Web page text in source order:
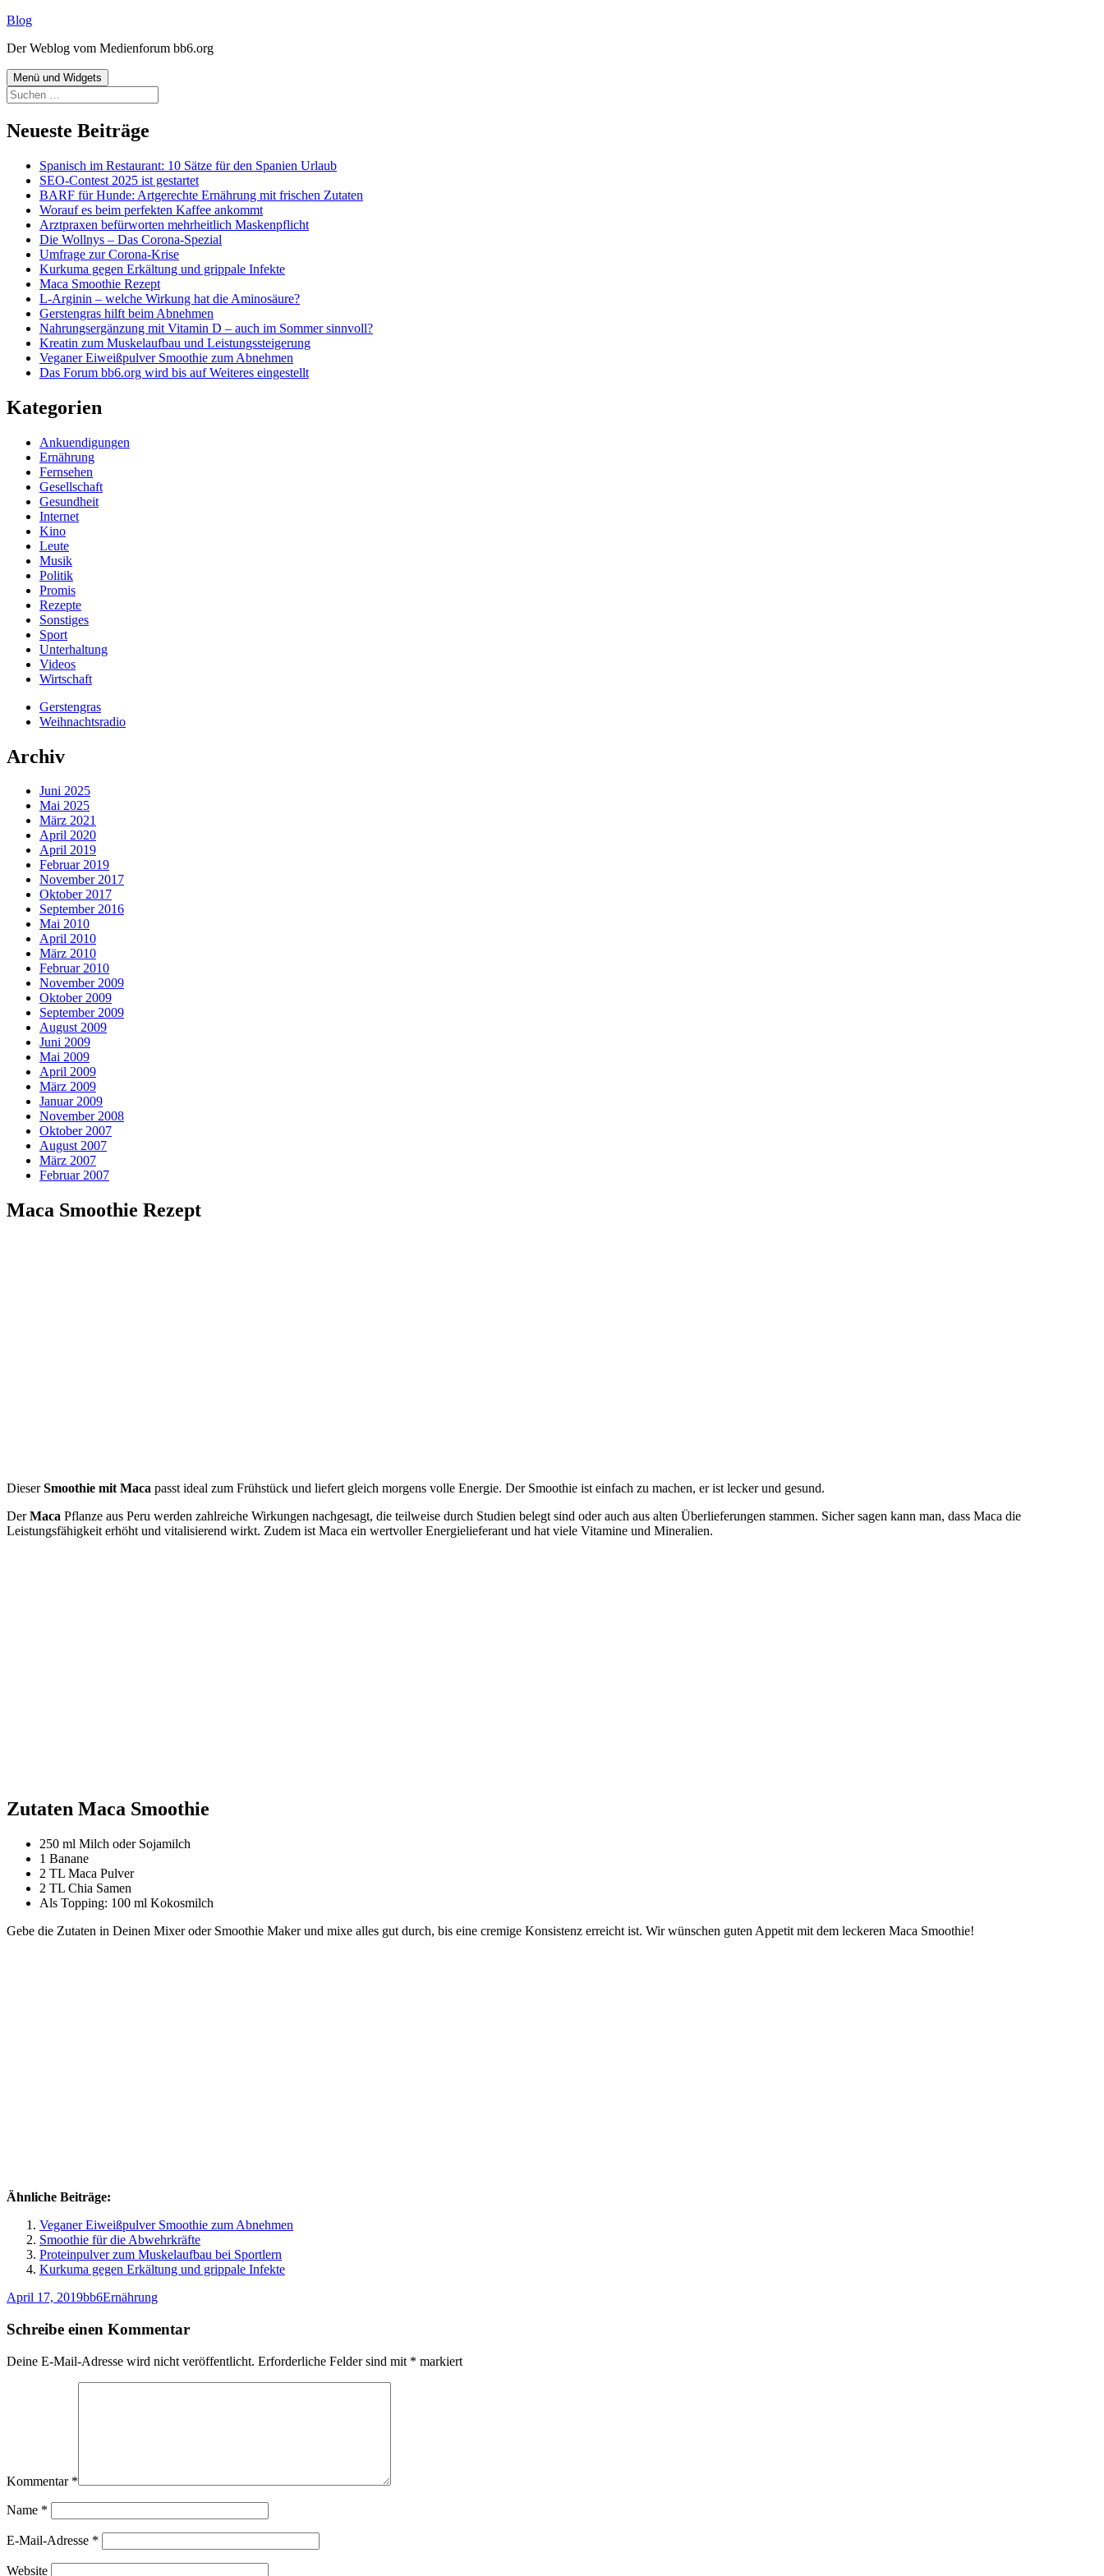
Zum
springen
Blog
Der Weblog vom Medienforum bb6.org
Menü und Widgets
Suchen
nach:
Neueste Beiträge
Spanisch im Restaurant: 10 Sätze für den Spanien Urlaub
SEO-Contest 2025 ist gestartet
BARF für Hunde: Artgerechte Ernährung mit frischen Zutaten
Worauf es beim perfekten Kaffee ankommt
Arztpraxen befürworten mehrheitlich Maskenpflicht
Die Wollnys – Das Corona-Spezial
Umfrage zur Corona-Krise
Kurkuma gegen Erkältung und grippale Infekte
Maca Smoothie Rezept
L-Arginin – welche Wirkung hat die Aminosäure?
Gerstengras hilft beim Abnehmen
Nahrungsergänzung mit Vitamin D – auch im Sommer sinnvoll?
Kreatin zum Muskelaufbau und Leistungssteigerung
Veganer Eiweißpulver Smoothie zum Abnehmen
Das Forum bb6.org wird bis auf Weiteres eingestellt
Kategorien
Ankuendigungen
Ernährung
Fernsehen
Gesellschaft
Gesundheit
Internet
Kino
Leute
Musik
Politik
Promis
Rezepte
Sonstiges
Sport
Unterhaltung
Videos
Wirtschaft
Gerstengras
Weihnachtsradio
Archiv
Juni 2025
Mai 2025
März 2021
April 2020
April 2019
Februar 2019
November 2017
Oktober 2017
September 2016
Mai 2010
April 2010
März 2010
Februar 2010
November 2009
Oktober 2009
September 2009
August 2009
Juni 2009
Mai 2009
April 2009
März 2009
Januar 2009
November 2008
Oktober 2007
August 2007
März 2007
Februar 2007
Maca Smoothie Rezept
DieserSmoothie mit Maca passt ideal zum Frühstück und liefert gleich morgens volle Energie. Der Smoothie ist einfach zu machen, er ist lecker und gesund.
DerMaca Pflanze aus Peru werden zahlreiche Wirkungen nachgesagt, die teilweise durch Studien belegt sind oder auch aus alten Überlieferungen stammen. Sicher sagen kann man, dass Maca die
Leistungsfähigkeit erhöht und vitalisierend wirkt. Zudem ist Maca ein wertvoller Energielieferant und hat viele Vitamine und Mineralien.
Zutaten Maca Smoothie
250 ml Milch oder Sojamilch
1 Banane
2 TL Maca Pulver
2 TL Chia Samen
Als Topping: 100 ml Kokosmilch
Gebe die Zutaten in Deinen Mixer oder Smoothie Maker und mixe alles gut durch, bis eine cremige Konsistenz erreicht ist. Wir wünschen guten Appetit mit dem leckeren Maca Smoothie!
Ähnliche Beiträge:
Veganer Eiweißpulver Smoothie zum Abnehmen
Smoothie für die Abwehrkräfte
Proteinpulver zum Muskelaufbau bei Sportlern
Kurkuma gegen Erkältung und grippale Infekte
Veröffentlicht
April 17, 2019Autor
bb6Kategorien
Ernährung
Schreibe einen Kommentar
Deine E-Mail-Adresse wird nicht veröffentlicht. Erforderliche Felder sind mit * markiert
Kommentar *
Name *
E-Mail-Adresse *
Website